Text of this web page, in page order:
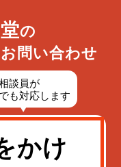
の
問い合わせ
かけ